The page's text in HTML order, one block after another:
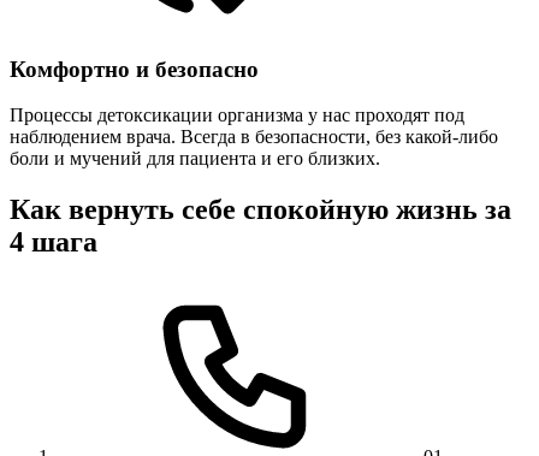
Комфортно и безопасно
Процессы детоксикации организма у нас проходят под
наблюдением врача. Всегда в безопасности, без какой-либо
боли и мучений для пациента и его близких.
Как вернуть себе спокойную жизнь за
4 шага